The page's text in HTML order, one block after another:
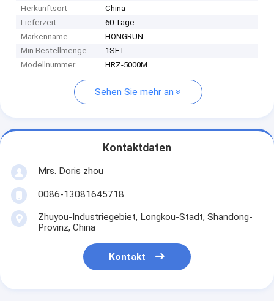
Herkunftsort
China
Lieferzeit
60 Tage
Markenname
HONGRUN
Min Bestellmenge
1SET
Modellnummer
HRZ-5000M
Sehen Sie mehr an
Kontaktdaten
Mrs. Doris zhou
0086-13081645718
Zhuyou-Industriegebiet, Longkou-Stadt, Shandong-
Provinz, China
Kontakt